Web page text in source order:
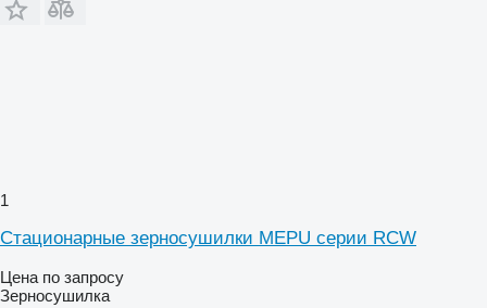
1
Стационарные зерносушилки MEPU серии RCW
Цена по запросу
Зерносушилка